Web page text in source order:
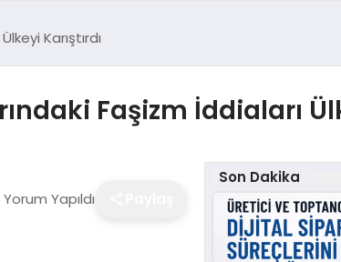
Karıştırdı
Faşizm İddiaları
Yapıldı
Son Dakika